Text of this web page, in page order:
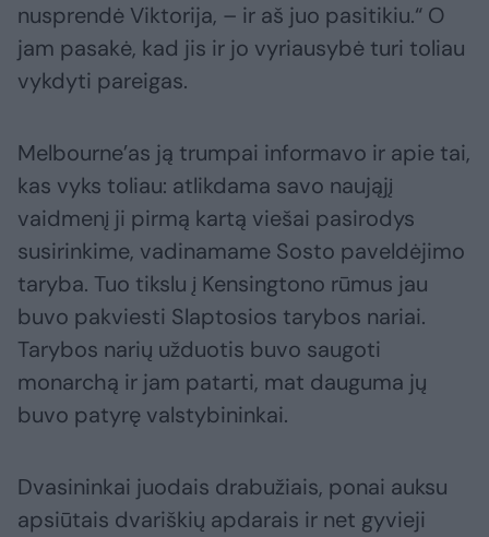
nusprendė Viktorija, – ir aš juo pasitikiu.“ O
jam pasakė, kad jis ir jo vyriausybė turi toliau
vykdyti pareigas.
Melbourne’as ją trumpai informavo ir apie tai,
kas vyks toliau: atlikdama savo naująjį
vaidmenį ji pirmą kartą viešai pasirodys
susirinkime, vadinamame Sosto paveldėjimo
taryba. Tuo tikslu į Kensingtono rūmus jau
buvo pakviesti Slaptosios tarybos nariai.
Tarybos narių užduotis buvo saugoti
monarchą ir jam patarti, mat dauguma jų
buvo patyrę valstybininkai.
Dvasininkai juodais drabužiais, ponai auksu
apsiūtais dvariškių apdarais ir net gyvieji